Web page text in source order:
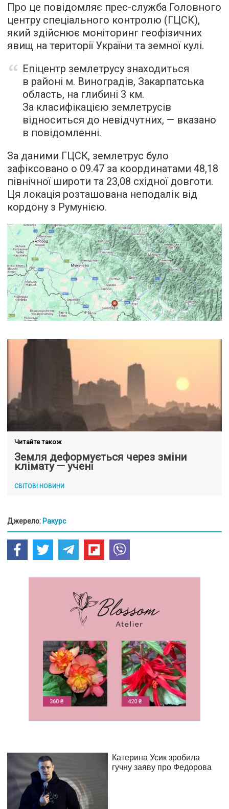
Про це повідомляє прес-служба Головного
центру спеціального контролю (ГЦСК),
який здійснює моніторинг геофізичних
явищ на території України та земної кулі.
Епіцентр землетрусу знаходиться
в районі м. Виноградів, Закарпатська
область, на глибині 3 км.
За класифікацією землетрусів
відноситься до невідчутних, — вказано
в повідомленні.
За даними ГЦСК, землетрус було
зафіксовано о 09.47 за координатами 48,18
північної широти та 23,08 східної довготи.
Ця локація розташована неподалік від
кордону з Румунією.
Читайте також
Земля деформується через зміни
клімату — учені
СВІТОВІ НОВИНИ
Джерело: Ракурс